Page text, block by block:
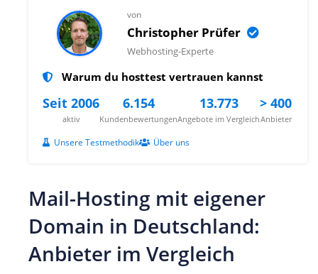
von
Christopher Prüfer
Webhosting-Experte
Warum du hosttest vertrauen kannst
Seit 2006
aktiv
6.154
Kundenbewertungen
13.773
Angebote im Vergleich
> 400
Anbieter
Unsere Testmethodik Über uns
Mail-Hosting mit eigener
Domain in Deutschland:
Anbieter im Vergleich